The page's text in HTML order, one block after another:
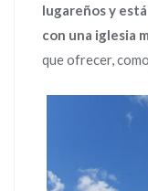
lugareños y
con una iglesia
que ofrecer,